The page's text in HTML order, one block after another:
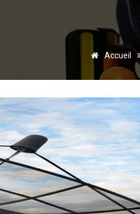
Accueil